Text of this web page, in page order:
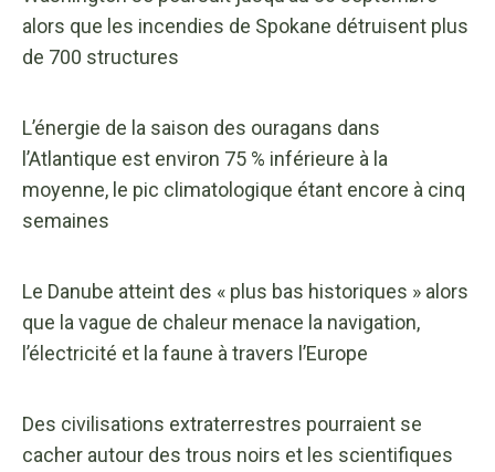
alors que les incendies de Spokane détruisent plus
de 700 structures
L’énergie de la saison des ouragans dans
l’Atlantique est environ 75 % inférieure à la
moyenne, le pic climatologique étant encore à cinq
semaines
Le Danube atteint des « plus bas historiques » alors
que la vague de chaleur menace la navigation,
l’électricité et la faune à travers l’Europe
Des civilisations extraterrestres pourraient se
cacher autour des trous noirs et les scientifiques